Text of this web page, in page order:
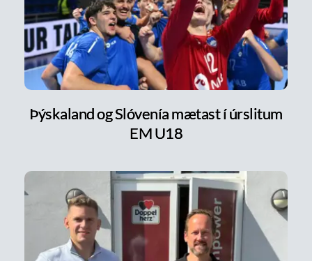
Þýskaland og Slóvenía mætast í úrslitum
EM U18